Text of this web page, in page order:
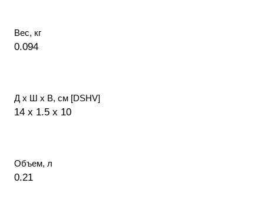
Вес, кг
0.094
Д х Ш х В, см [DSHV]
14 x 1.5 x 10
Объем, л
0.21